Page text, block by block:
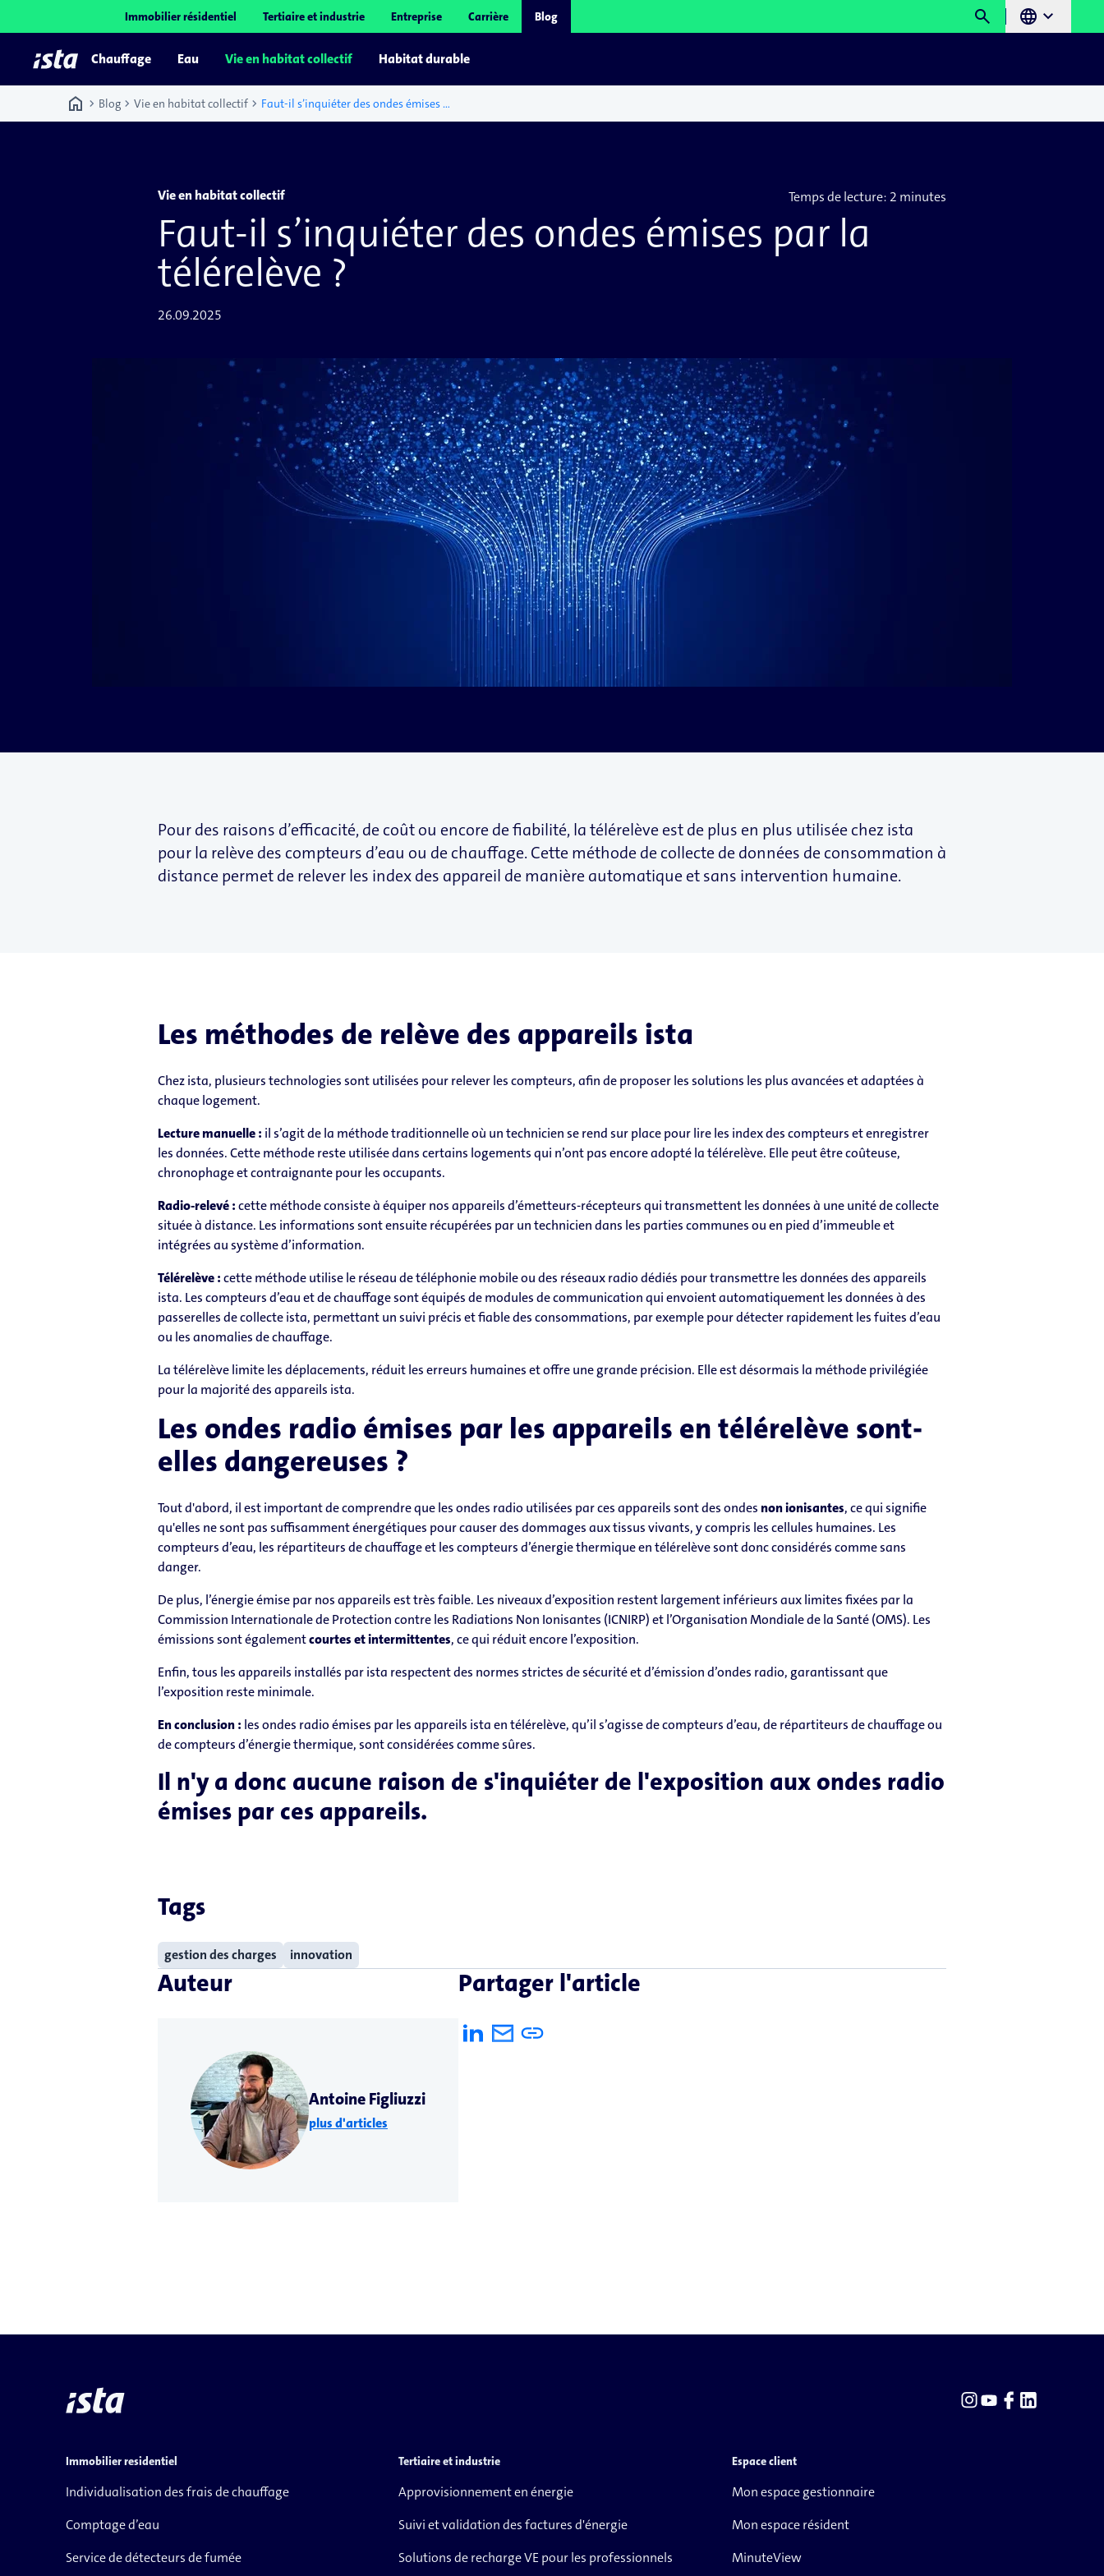
Immobilier résidentiel Tertiaire et industrie Entreprise Carrière Blog search language chevron_right
Chauffage Eau Vie en habitat collectif Habitat durable
home chevron_right Blog chevron_right Vie en habitat collectif chevron_right Faut-il s’inquiéter des ondes émises par la télérelève ?
Vie en habitat collectif Temps de lecture: 2 minutes
Faut-il s’inquiéter des ondes émises par la
télérelève ?
26.09.2025
Pour des raisons d’efficacité, de coût ou encore de fiabilité, la télérelève est de plus en plus utilisée chez ista
pour la relève des compteurs d’eau ou de chauffage. Cette méthode de collecte de données de consommation à
distance permet de relever les index des appareil de manière automatique et sans intervention humaine.
Les méthodes de relève des appareils ista
Chez ista, plusieurs technologies sont utilisées pour relever les compteurs, afin de proposer les solutions les plus avancées et adaptées à
chaque logement.
Lecture manuelle : il s’agit de la méthode traditionnelle où un technicien se rend sur place pour lire les index des compteurs et enregistrer
les données. Cette méthode reste utilisée dans certains logements qui n’ont pas encore adopté la télérelève. Elle peut être coûteuse,
chronophage et contraignante pour les occupants.
Radio-relevé :cette méthode consiste à équiper nos appareils d’émetteurs-récepteurs qui transmettent les données à une unité de collecte
située à distance. Les informations sont ensuite récupérées par un technicien dans les parties communes ou en pied d’immeuble et
intégrées au système d’information.
Télérelève :cette méthode utilise le réseau de téléphonie mobile ou des réseaux radio dédiés pour transmettre les données des appareils
ista. Les compteurs d’eau et de chauffage sont équipés de modules de communication qui envoient automatiquement les données à des
passerelles de collecte ista, permettant un suivi précis et fiable des consommations, par exemple pour détecter rapidement les fuites d’eau
ou les anomalies de chauffage.
La télérelève limite les déplacements, réduit les erreurs humaines et offre une grande précision. Elle est désormais la méthode privilégiée
pour la majorité des appareils ista.
Les ondes radio émises par les appareils en télérelève sont-
elles dangereuses ?
Tout d'abord, il est important de comprendre que les ondes radio utilisées par ces appareils sont des ondes non ionisantes, ce qui signifie
qu'elles ne sont pas suffisamment énergétiques pour causer des dommages aux tissus vivants, y compris les cellules humaines. Les
compteurs d’eau, les répartiteurs de chauffage et les compteurs d’énergie thermique en télérelève sont donc considérés comme sans
danger.
De plus, l’énergie émise par nos appareils est très faible. Les niveaux d’exposition restent largement inférieurs aux limites fixées par la
Commission Internationale de Protection contre les Radiations Non Ionisantes (ICNIRP) et l’Organisation Mondiale de la Santé (OMS). Les
émissions sont égalementcourtes et intermittentes, ce qui réduit encore l’exposition.
Enfin, tous les appareils installés par ista respectent des normes strictes de sécurité et d’émission d’ondes radio, garantissant que
l’exposition reste minimale.
En conclusion : les ondes radio émises par les appareils ista en télérelève, qu’il s’agisse de compteurs d’eau, de répartiteurs de chauffage ou
de compteurs d’énergie thermique, sont considérées comme sûres.
Il n'y a donc aucune raison de s'inquiéter de l'exposition aux ondes radio
émises par ces appareils.
Tags
gestion des charges innovation
Auteur
Antoine Figliuzzi
plus d'articles
Partager l'article
Immobilier residentiel
Individualisation des frais de chauffage
Comptage d’eau
Service de détecteurs de fumée
Tertiaire et industrie
Approvisionnement en énergie
Suivi et validation des factures d'énergie
Solutions de recharge VE pour les professionnels
Espace client
Mon espace gestionnaire
Mon espace résident
MinuteView